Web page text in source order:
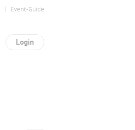
Event-Guide
Login